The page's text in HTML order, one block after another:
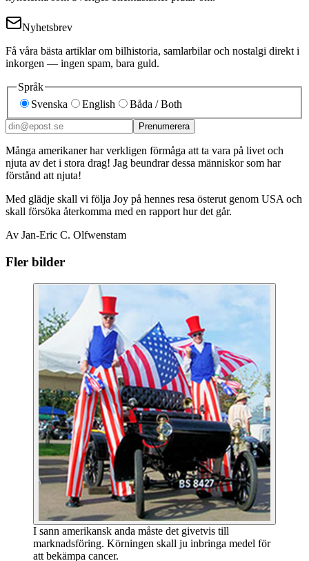
Nyhetsbrev
Få våra bästa artiklar om bilhistoria, samlarbilar och nostalgi direkt i
inkorgen — ingen spam, bara guld.
Språk
Svenska
English Båda / Both
Prenumerera
Många amerikaner har verkligen förmåga att ta vara på livet och
njuta av det i stora drag! Jag beundrar dessa människor som har
förstånd att njuta!
Med glädje skall vi följa Joy på hennes resa österut genom USA och
skall försöka återkomma med en rapport hur det går.
Av Jan-Eric C. Olfwenstam
Fler bilder
I sann amerikansk anda måste det givetvis till
marknadsföring. Körningen skall ju inbringa medel för
att bekämpa cancer.